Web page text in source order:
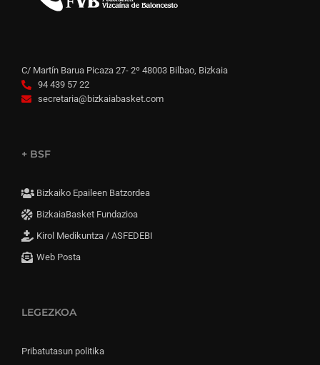
C/ Martín Barua Picaza 27- 2º 48003 Bilbao, Bizkaia
94 439 57 22
secretaria@bizkaiabasket.com
+ BSF
Bizkaiko Epaileen Batzordea
BizkaiaBasket Fundazioa
Kirol Medikuntza / ASFEDEBI
Web Posta
LEGEZKOA
Pribatutasun politika